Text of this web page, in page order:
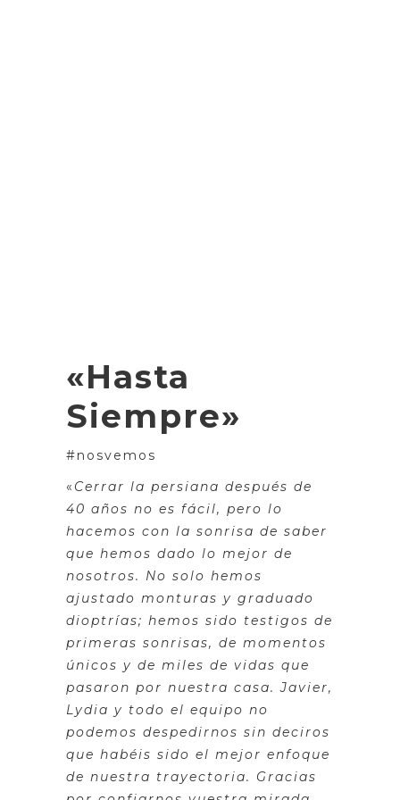
«Hasta
Siempre»
#nosvemos
« Cerrar la persiana después de
40 años no es fácil, pero lo
hacemos con la sonrisa de saber
que hemos dado lo mejor de
nosotros. No solo hemos
ajustado monturas y graduado
dioptrías; hemos sido testigos de
primeras sonrisas, de momentos
únicos y de miles de vidas que
pasaron por nuestra casa. Javier,
Lydia y todo el equipo no
podemos despedirnos sin deciros
que habéis sido el mejor enfoque
de nuestra trayectoria. Gracias